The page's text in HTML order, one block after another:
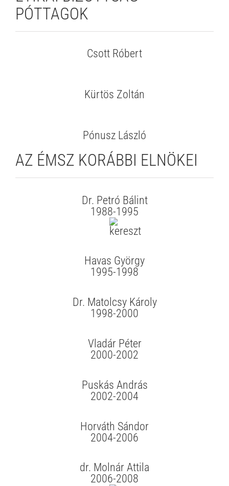
PÓTTAGOK
Csott Róbert
Kürtös Zoltán
Pónusz László
AZ ÉMSZ KORÁBBI ELNÖKEI
Dr. Petró Bálint
1988-1995
Havas György
1995-1998
Dr. Matolcsy Károly
1998-2000
Vladár Péter
2000-2002
Puskás András
2002-2004
Horváth Sándor
2004-2006
dr. Molnár Attila
2006-2008